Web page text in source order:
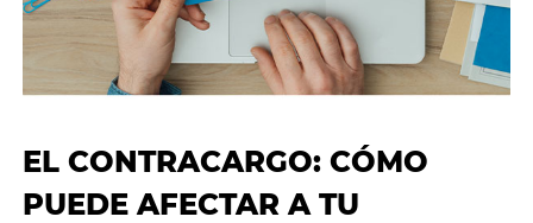
EL CONTRACARGO: CÓMO
PUEDE AFECTAR A TU